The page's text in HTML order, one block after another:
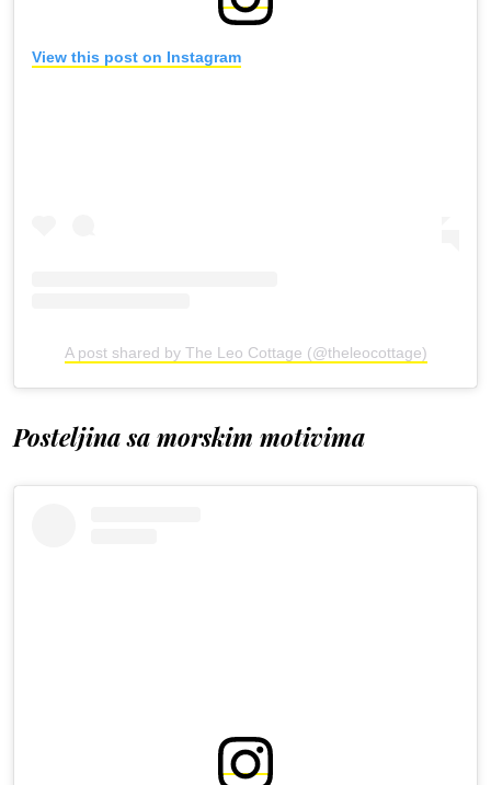
View this post on Instagram
A post shared by The Leo Cottage (@theleocottage)
Posteljina sa morskim motivima